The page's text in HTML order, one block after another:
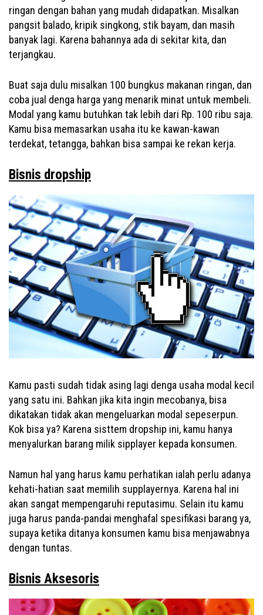
ringan dengan bahan yang mudah didapatkan. Misalkan
pangsit balado, kripik singkong, stik bayam, dan masih
banyak lagi. Karena bahannya ada di sekitar kita, dan
terjangkau.
Buat saja dulu misalkan 100 bungkus makanan ringan, dan
coba jual denga harga yang menarik minat untuk membeli.
Modal yang kamu butuhkan tak lebih dari Rp. 100 ribu saja.
Kamu bisa memasarkan usaha itu ke kawan-kawan
terdekat, tetangga, bahkan bisa sampai ke rekan kerja.
Bisnis dropship
Kamu pasti sudah tidak asing lagi denga usaha modal kecil
yang satu ini. Bahkan jika kita ingin mecobanya, bisa
dikatakan tidak akan mengeluarkan modal sepeserpun.
Kok bisa ya? Karena sisttem dropship ini, kamu hanya
menyalurkan barang milik sipplayer kepada konsumen.
Namun hal yang harus kamu perhatikan ialah perlu adanya
kehati-hatian saat memilih supplayernya. Karena hal ini
akan sangat mempengaruhi reputasimu. Selain itu kamu
juga harus panda-pandai menghafal spesifikasi barang ya,
supaya ketika ditanya konsumen kamu bisa menjawabnya
dengan tuntas.
Bisnis Aksesoris